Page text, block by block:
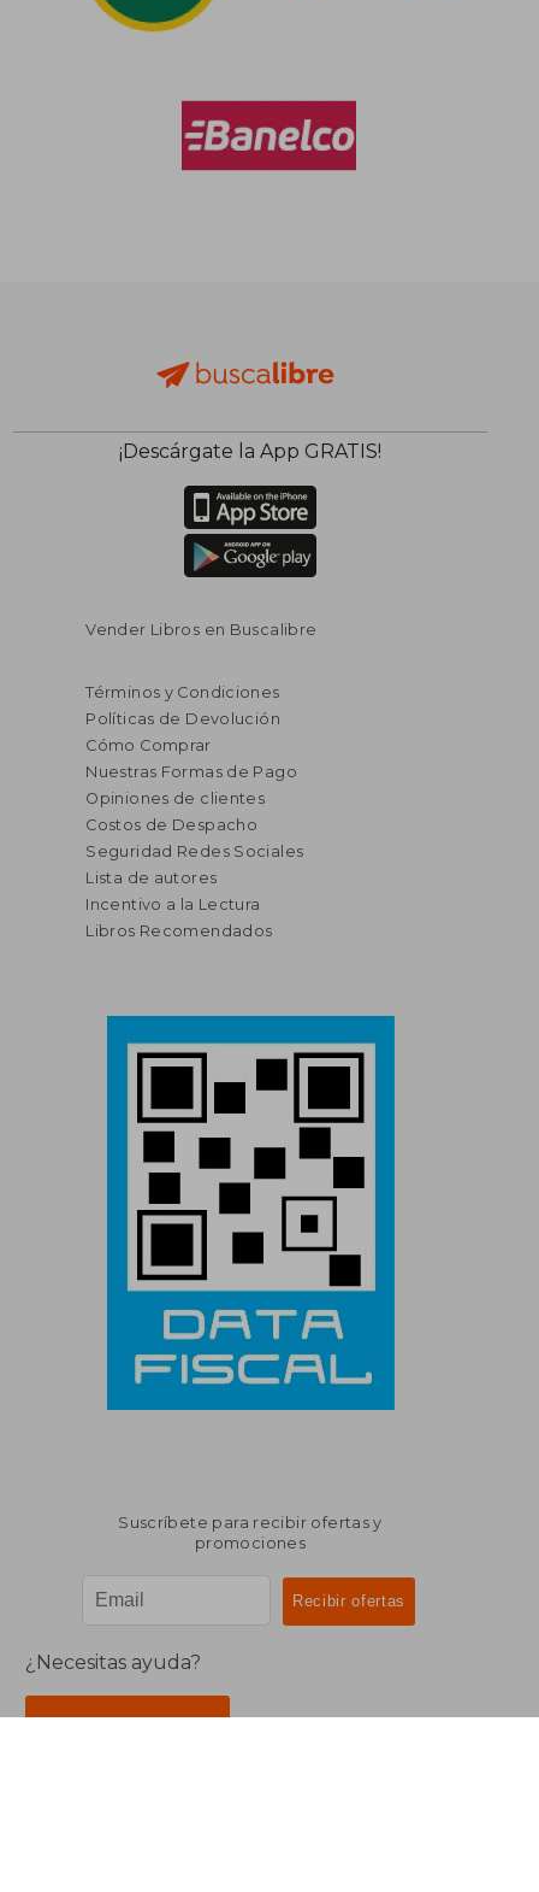
¡Descárgate la App GRATIS!
Vender Libros en Buscalibre
Términos y Condiciones
Políticas de Devolución
Cómo Comprar
Nuestras Formas de Pago
Opiniones de clientes
Costos de Despacho
Seguridad Redes Sociales
Lista de autores
Incentivo a la Lectura
Libros Recomendados
Suscríbete para recibir ofertas y
promociones
¿Necesitas ayuda?